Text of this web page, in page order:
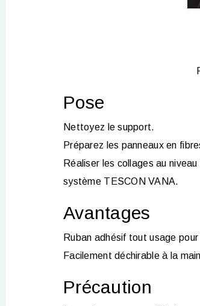
Pose
Nettoyez le support.
Préparez les panneaux en
Réaliser les collages au
système TESCON VANA.
Avantages
Ruban adhésif tout us­age
Facilement déchirable à la
Précaution